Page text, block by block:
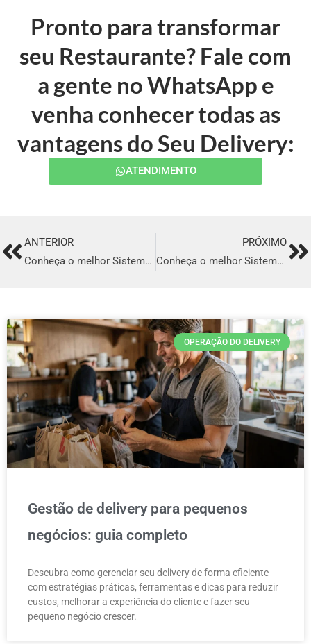
Pronto para transformar
seu Restaurante? Fale com
a gente no WhatsApp e
venha conhecer todas as
vantagens do Seu Delivery:
ATENDIMENTO
PrevANTERIOR
Conheça o melhor Sistema para Delivery em São Miguel do Guamá
PRÓXIMO
Conheça o melhor Sistema para Delivery em Campo Belo
OPERAÇÃO DO DELIVERY
Gestão de delivery para pequenos
negócios: guia completo
Descubra como gerenciar seu delivery de forma eficiente
com estratégias práticas, ferramentas e dicas para reduzir
custos, melhorar a experiência do cliente e fazer seu
pequeno negócio crescer.